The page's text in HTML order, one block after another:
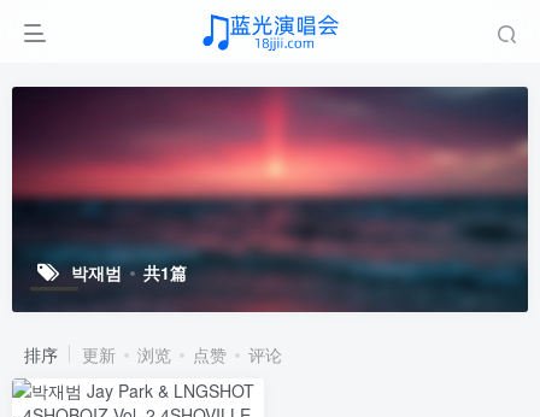
박재범 共1篇
排序 更新 浏览 点赞 评论